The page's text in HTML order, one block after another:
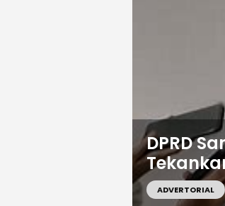
DPRD
ADVERTORIAL